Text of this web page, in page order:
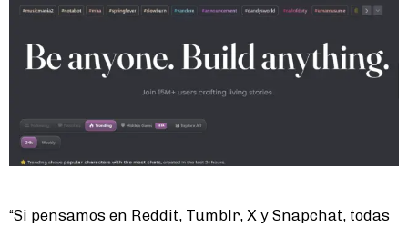
“Si pensamos en Reddit, Tumblr, X y Snapchat, todas